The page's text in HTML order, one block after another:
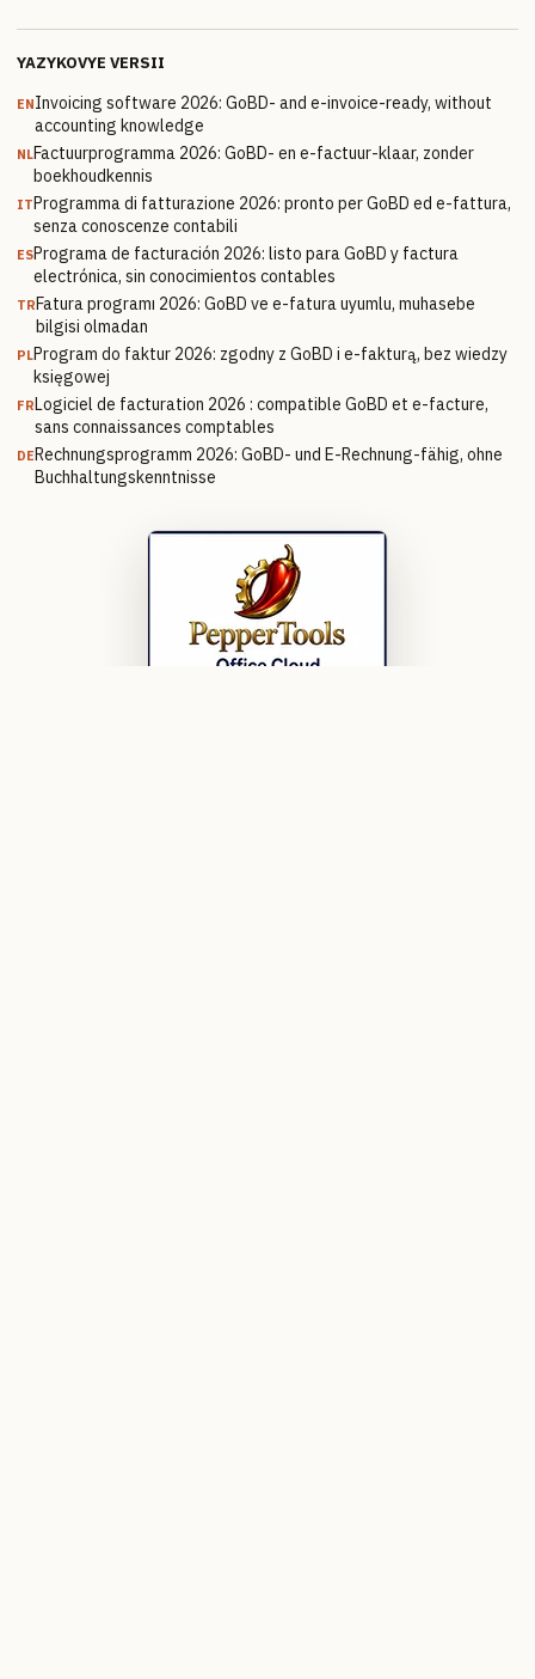
YAZYKOVYE VERSII
ENInvoicing software 2026: GoBD- and e-invoice-ready, without
accounting knowledge
NLFactuurprogramma 2026: GoBD- en e-factuur-klaar, zonder
boekhoudkennis
ITProgramma di fatturazione 2026: pronto per GoBD ed e-fattura,
senza conoscenze contabili
ESPrograma de facturación 2026: listo para GoBD y factura
electrónica, sin conocimientos contables
TRFatura programı 2026: GoBD ve e-fatura uyumlu, muhasebe
bilgisi olmadan
PLProgram do faktur 2026: zgodny z GoBD i e-fakturą, bez wiedzy
księgowej
FRLogiciel de facturation 2026 : compatible GoBD et e-facture,
sans connaissances comptables
DERechnungsprogramm 2026: GoBD- und E-Rechnung-fähig, ohne
Buchhaltungskenntnisse